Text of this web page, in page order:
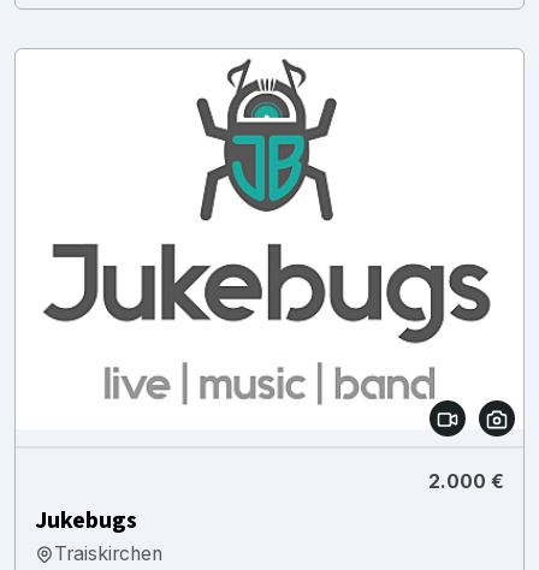
2.000 €
Jukebugs
Traiskirchen